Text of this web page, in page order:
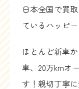
日本全国で買
ているハッピ
ほとんど新車
車、20万kmオ
す！親切丁寧に